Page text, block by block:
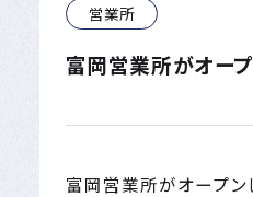
営業所
富岡営業所がオープ
富岡営業所がオープン